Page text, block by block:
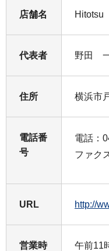
店舗名 Hitotsu
代表者 野田
住所 横浜市
電話番
号
電話：
ファク
URL http://
営業時
午前11